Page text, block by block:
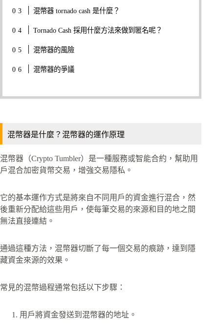
混幣器 tornado cash 是什麼？
Tornado Cash 採用什麼方法來做到匿名呢？
混幣器的風險
混幣器的爭議
混幣器是什麼？混幣器的運作原理
混幣器（Crypto Tumbler）是一種服務或智能合約，幫助用
戶混合加密貨幣交易，增強交易隱私。
它的基本運作方式是將來自不同用戶的資金進行混合，然
後重新分配給這些用戶，使每筆交易的來源和目的地之間
無法直接連結。
通過這種方法，混幣器切斷了每一個交易的痕跡，達到隱
藏資金來源的效果。
常見的混幣過程通常包括以下步驟：
用戶將資金發送到混幣器的地址。